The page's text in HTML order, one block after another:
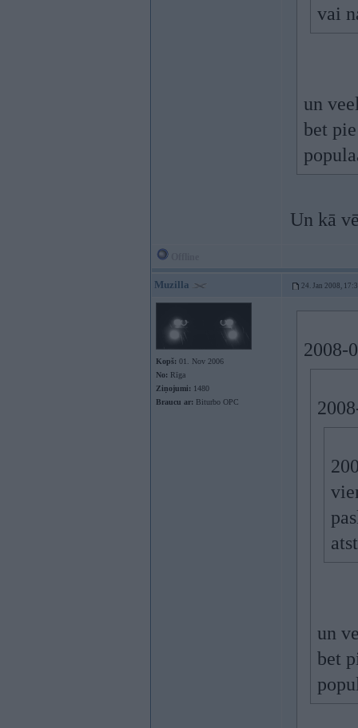
vai
un
bet
Un kā
Muzilla 24. Jan 2008,
Kopš: 01. Nov 2006
No: Rīga
Ziņojumi: 1480
Braucu ar: Biturbo OPC
2008-
un
bet